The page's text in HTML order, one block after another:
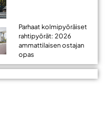
Parhaat kolmipyöräiset
rahtipyörät: 2026
ammattilaisen ostajan
opas